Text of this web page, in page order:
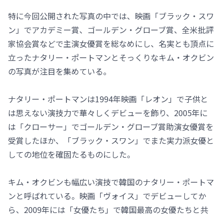
特に今回公開された写真の中では、映画「ブラック・スワ
ン」でアカデミー賞、ゴールデン・グローブ賞、全米批評
家協会賞などで主演女優賞を総なめにし、名実とも頂点に
立ったナタリー・ポートマンとそっくりなキム・オクビン
の写真が注目を集めている。
ナタリー・ポートマンは1994年映画「レオン」で子供と
は思えない演技力で華々しくデビューを飾り、2005年に
は「クローサー」でゴールデン・グローブ賞助演女優賞を
受賞したほか、「ブラック・スワン」でまた実力派女優と
しての地位を確固たるものにした。
キム・オクビンも幅広い演技で韓国のナタリー・ポートマ
ンと呼ばれている。映画「ヴォイス」でデビューしてか
ら、2009年には「女優たち」で韓国最高の女優たちと共